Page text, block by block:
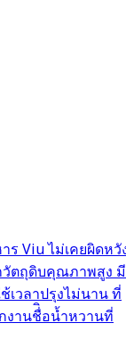
Viu ไม่เคยผิดหวั
วัตถุดิบคุณภาพสูง มี
เวลาปรุงไม่นาน ที่
งานชื่ิอน้ำหวานที่